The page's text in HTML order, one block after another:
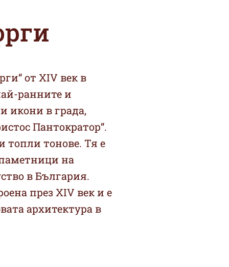
от XIV век в
ранните и
икони в града,
Пантократор“.
топли тонове. Тя е
на
в България.
през XIV век и е
архитектура в